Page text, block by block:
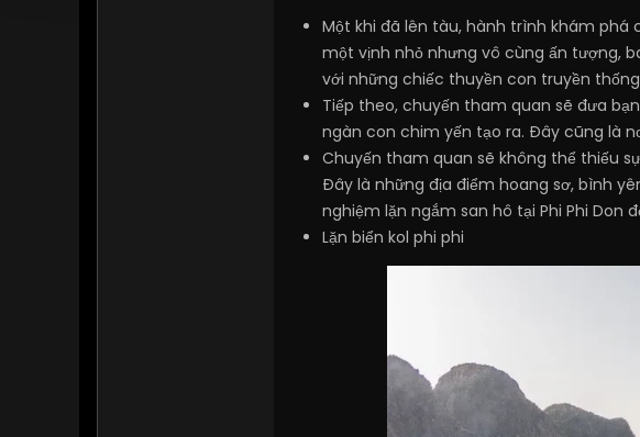
Một khi đã lên tàu, hành trình khám phá
một vịnh nhỏ nhưng vô cùng ấn tượng,
với những chiếc thuyền con truyền
Tiếp theo, chuyến tham quan sẽ đưa
ngàn con chim yến tạo ra. Đây cũng là
Chuyến tham quan sẽ không thể thiếu
Đây là những địa điểm hoang sơ, bình
nghiệm lặn ngắm san hô tại Phi Phi Don
Lặn biển kol phi phi